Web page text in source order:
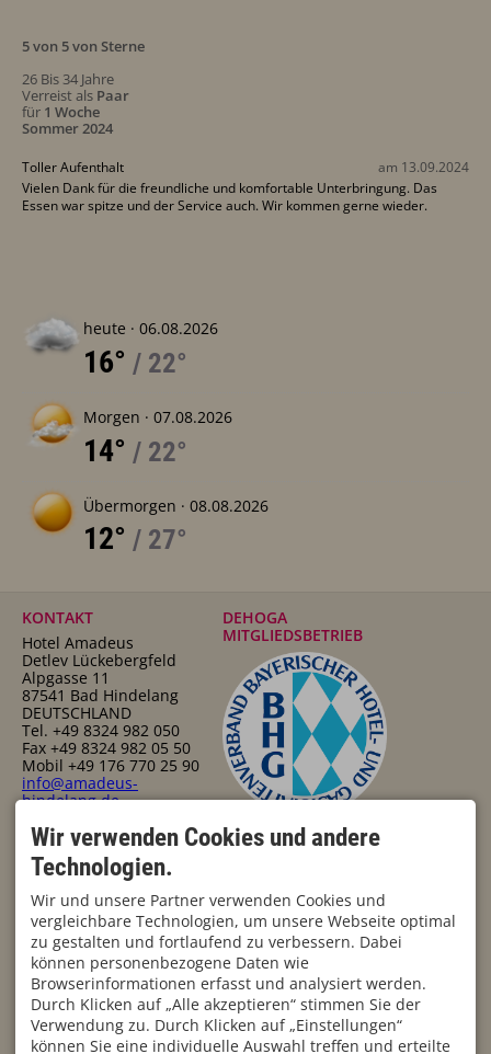
5 von 5 von Sterne
26 Bis 34 Jahre
Verreist als Paar
für 1 Woche
Sommer 2024
am 13.09.2024
Toller Aufenthalt
Vielen Dank für die freundliche und komfortable Unterbringung. Das
Essen war spitze und der Service auch. Wir kommen gerne wieder.
heute · 06.08.2026
16° / 22°
Morgen · 07.08.2026
14° / 22°
Übermorgen · 08.08.2026
12° / 27°
KONTAKT
Hotel Amadeus
Detlev Lückebergfeld
Alpgasse 11
87541 Bad Hindelang
DEUTSCHLAND
Tel. +49 8324 982 050
Fax +49 8324 982 05 50
Mobil +49 176 770 25 90
info@amadeus-
hindelang.de
DEHOGA
MITGLIEDSBETRIEB
FÜR ALLERGIKER GEEIGNET
ImpressumDatenschutzBarrierefreiheitAGBCookie-Einstellungen
Wir verwenden Cookies und andere
Technologien.
Wir und unsere Partner verwenden Cookies und
vergleichbare Technologien, um unsere Webseite optimal
zu gestalten und fortlaufend zu verbessern. Dabei
können personenbezogene Daten wie
Browserinformationen erfasst und analysiert werden.
Durch Klicken auf „Alle akzeptieren“ stimmen Sie der
Verwendung zu. Durch Klicken auf „Einstellungen“
können Sie eine individuelle Auswahl treffen und erteilte